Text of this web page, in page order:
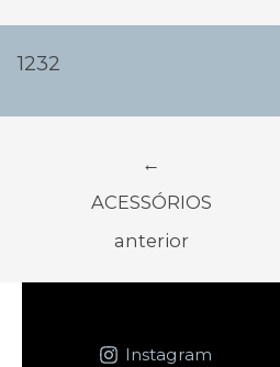
1232Post
←
ACESSÓRIOS
anterior
Instagram